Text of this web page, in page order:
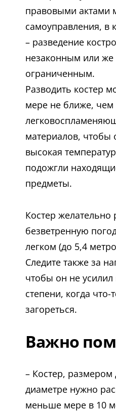
правовыми актами
самоуправления, в
– разведение
незаконным или же
ограниченным.
Разводить костер
мере не ближе, чем
материалов, чтобы
высокая
подожгли
предметы.
Костер желательно
безветренную
легком (до 5,4
Следите также за
чтобы он не усилил
степени, когда что-
загореться.
Важно
– Костер,
диаметре нужно
меньше мере в 10